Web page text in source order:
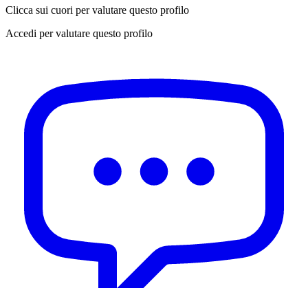
Clicca sui cuori per valutare questo profilo
Accedi per valutare questo profilo